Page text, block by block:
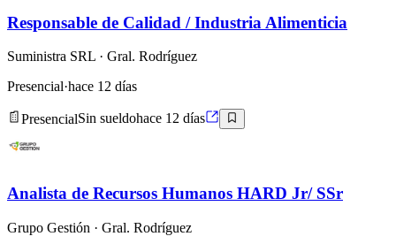
Responsable de Calidad / Industria Alimenticia
Suministra SRL · Gral. Rodríguez
Presencial·hace 12 días
PresencialSin sueldohace 12 días
Analista de Recursos Humanos HARD Jr/ SSr
Grupo Gestión · Gral. Rodríguez